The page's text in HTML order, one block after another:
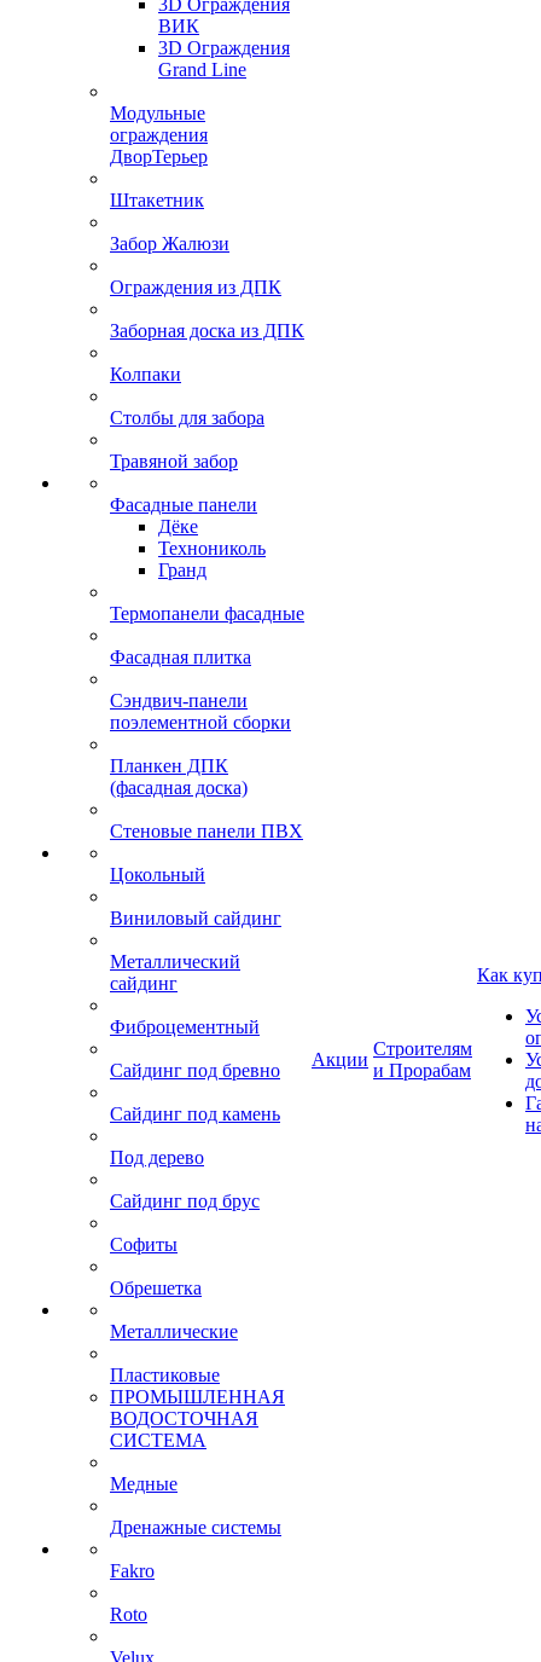
3D Ограждения
ВИК
3D Ограждения
Grand Line
Модульные
ограждения
ДворТерьер
Штакетник
Забор Жалюзи
Ограждения из ДПК
Заборная доска из ДПК
Колпаки
Столбы для забора
Травяной забор
Фасадные панели
Дёке
Технониколь
Гранд
Термопанели фасадные
Фасадная плитка
Сэндвич-панели
поэлементной сборки
Планкен ДПК
(фасадная доска)
Стеновые панели ПВХ
Цокольный
Виниловый сайдинг
Металлический
сайдинг
Фиброцементный
Сайдинг под бревно
Сайдинг под камень
Под дерево
Сайдинг под брус
Софиты
Обрешетка
Металлические
Пластиковые
ПРОМЫШЛЕННАЯ
ВОДОСТОЧНАЯ
СИСТЕМА
Медные
Дренажные системы
Fakro
Roto
Velux
Акции
Строителям
и Прорабам
Как